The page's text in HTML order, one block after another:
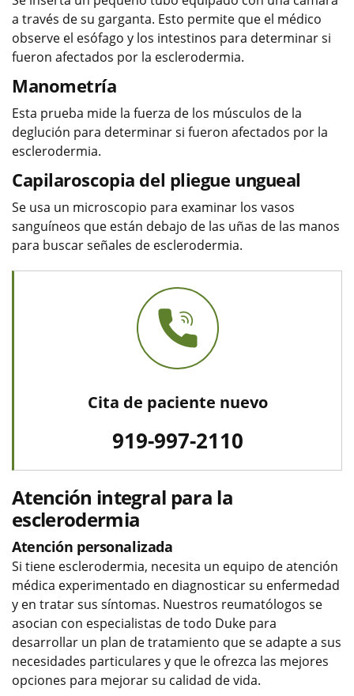
a través de su garganta. Esto permite que el médico
observe el esófago y los intestinos para determinar si
fueron afectados por la esclerodermia.
Manometría
Esta prueba mide la fuerza de los músculos de la
deglución para determinar si fueron afectados por la
esclerodermia.
Capilaroscopia del pliegue ungueal
Se usa un microscopio para examinar los vasos
sanguíneos que están debajo de las uñas de las manos
para buscar señales de esclerodermia.
Cita de paciente nuevo
919-997-2110
Atención integral para la
esclerodermia
Atención personalizada
Si tiene esclerodermia, necesita un equipo de atención
médica experimentado en diagnosticar su enfermedad
y en tratar sus síntomas. Nuestros reumatólogos se
asocian con especialistas de todo Duke para
desarrollar un plan de tratamiento que se adapte a sus
necesidades particulares y que le ofrezca las mejores
opciones para mejorar su calidad de vida.